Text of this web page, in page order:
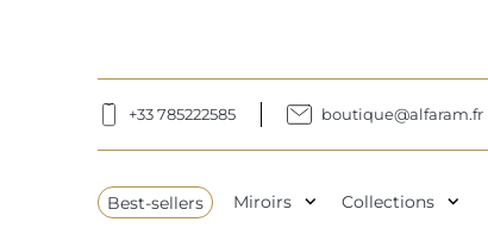
+33 785222585 boutique@alfaram.fr
Best-sellers Miroirs expand_more Collections expand_more